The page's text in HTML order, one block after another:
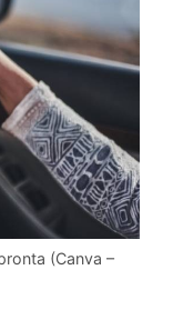
(Canva –